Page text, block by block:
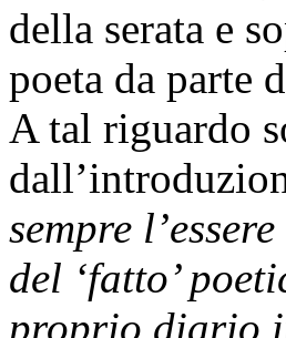
della serata e
poeta da parte
A tal riguardo
sempre
del ‘fatto’
proprio diario